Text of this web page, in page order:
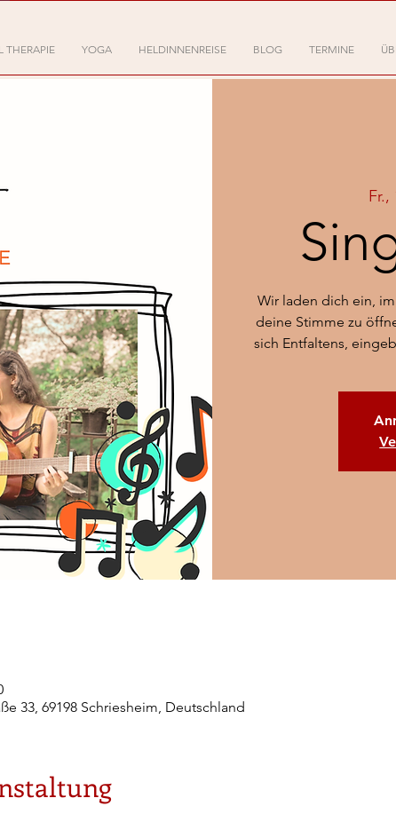
THERAPIE YOGA HELDINNENREISE BLOG TERMINE
Fr.,
Wir laden dich ein,
deine Stimme zu
sich Entfaltens,
33, 69198 Schriesheim, Deutschland